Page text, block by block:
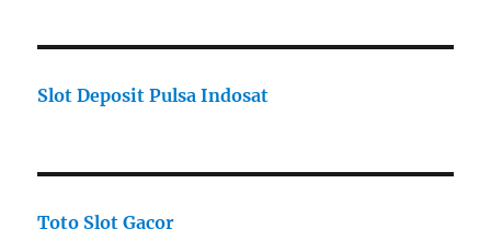
Slot Deposit Pulsa Indosat
Toto Slot Gacor